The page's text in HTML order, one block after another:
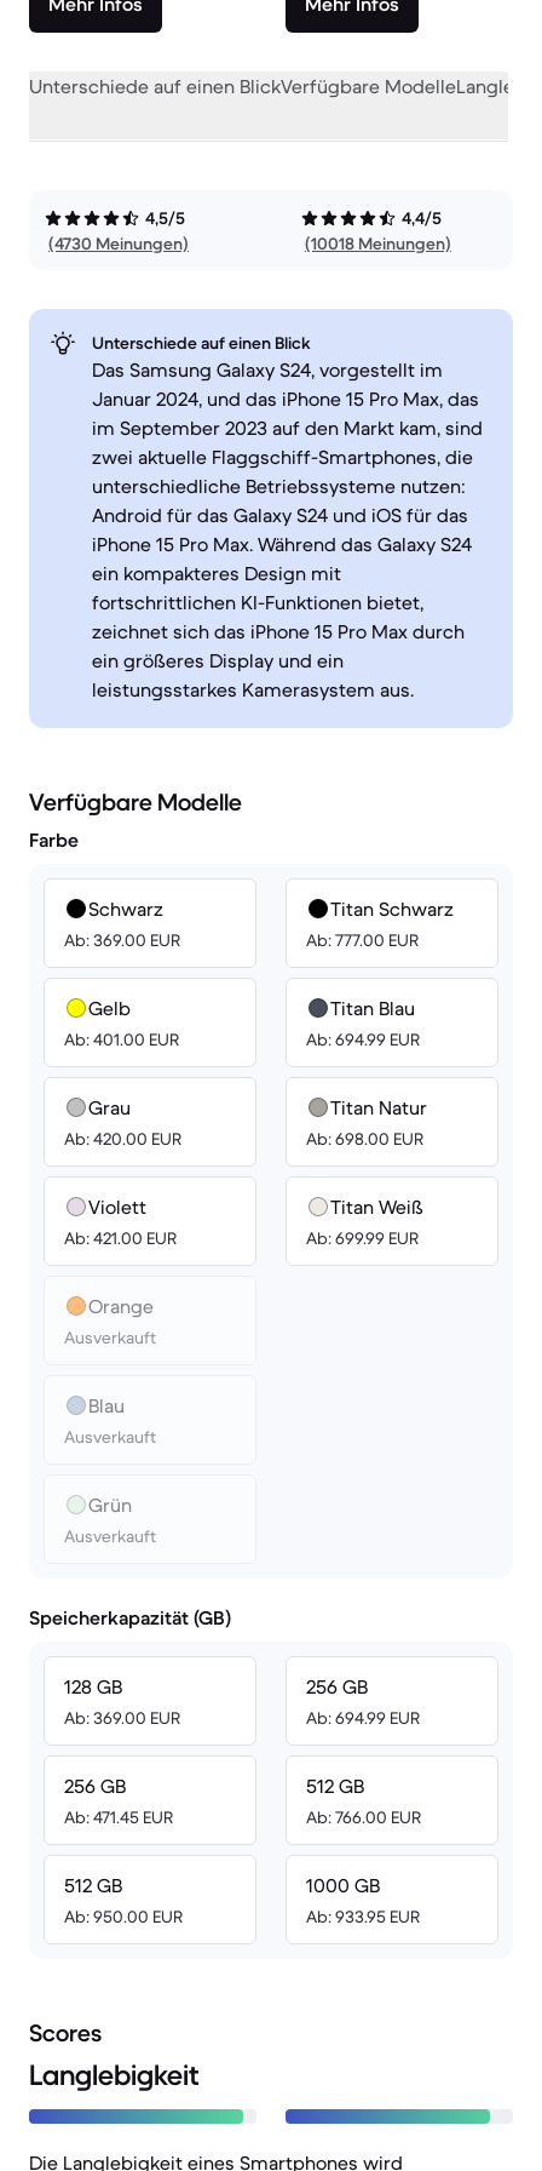
Unterschiede auf einen BlickVerfügbare Modelle
4,5/5
(4730 Meinungen)
4,4/5
(10018 Meinungen)
Unterschiede auf einen Blick
Das Samsung Galaxy S24, vorgestellt im
Januar 2024, und das iPhone 15 Pro Max, das
im September 2023 auf den Markt kam, sind
zwei aktuelle Flaggschiff-Smartphones, die
unterschiedliche Betriebssysteme nutzen:
Android für das Galaxy S24 und iOS für das
iPhone 15 Pro Max. Während das Galaxy S24
ein kompakteres Design mit
fortschrittlichen KI-Funktionen bietet,
zeichnet sich das iPhone 15 Pro Max durch
ein größeres Display und ein
leistungsstarkes Kamerasystem aus.
Verfügbare Modelle
Farbe
Schwarz
Ab: 369.00 EUR
Gelb
Ab: 401.00 EUR
Grau
Ab: 420.00 EUR
Violett
Ab: 421.00 EUR
Orange
Ausverkauft
Blau
Ausverkauft
Grün
Ausverkauft
Titan Schwarz
Ab: 777.00 EUR
Titan Blau
Ab: 694.99 EUR
Titan Natur
Ab: 698.00 EUR
Titan Weiß
Ab: 699.99 EUR
Speicherkapazität (GB)
128 GB
Ab: 369.00 EUR
256 GB
Ab: 471.45 EUR
512 GB
Ab: 950.00 EUR
256 GB
Ab: 694.99 EUR
512 GB
Ab: 766.00 EUR
1000 GB
Ab: 933.95 EUR
Scores
Langlebigkeit
Die Langlebigkeit eines Smartphones wird